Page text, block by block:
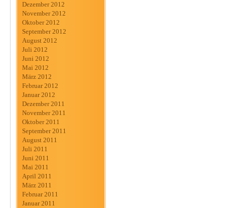
Dezember 2012
November 2012
Oktober 2012
September 2012
August 2012
Juli 2012
Juni 2012
Mai 2012
März 2012
Februar 2012
Januar 2012
Dezember 2011
November 2011
Oktober 2011
September 2011
August 2011
Juli 2011
Juni 2011
Mai 2011
April 2011
März 2011
Februar 2011
Januar 2011